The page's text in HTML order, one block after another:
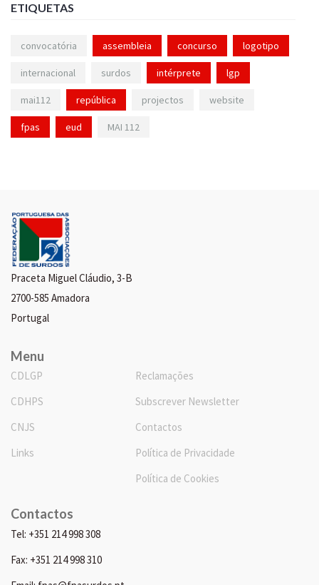
ETIQUETAS
convocatória assembleia concurso logotipo
internacional surdos intérprete lgp
mai112 república projectos website
fpas eud MAI 112
Praceta Miguel Cláudio, 3-B
2700-585 Amadora
Portugal
Menu
CDLGP
CDHPS
CNJS
Links
Reclamações
Subscrever Newsletter
Contactos
Política de Privacidade
Política de Cookies
Contactos
Tel: +351 214 998 308
Fax: +351 214 998 310